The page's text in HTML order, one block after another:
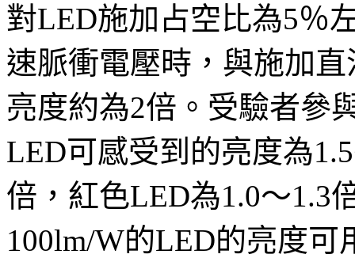
對LED施加占空比為5％
速脈衝電壓時，與施加
亮度約為2倍。受驗者參
LED可感受到的亮度為
倍，紅色LED為1.0～1.3
100lm/W的LED的亮度